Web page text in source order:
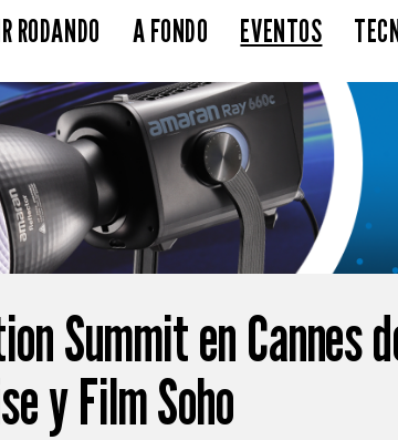
RODANDO A FONDO EVENTOS
Summit en Cannes
y Film Soho